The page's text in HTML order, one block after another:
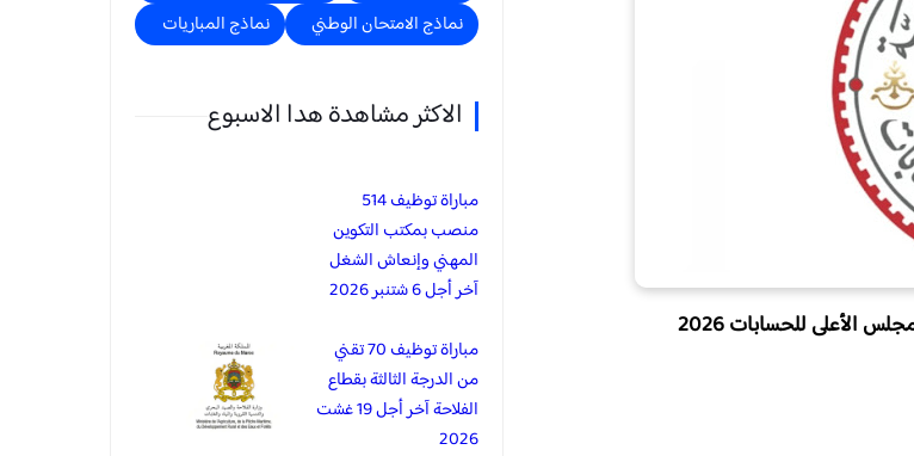
نماذج الامتحان الوطني
نماذج المباريات
الاكثر مشاهدة هدا الاسبوع
مباراة توظيف 514
منصب بمكتب التكوين
المهني وإنعاش الشغل
آخر أجل 6 شتنبر 2026
مباراة توظيف 70 تقني
من الدرجة الثالثة بقطاع
الفلاحة آخر أجل 19 غشت
2026